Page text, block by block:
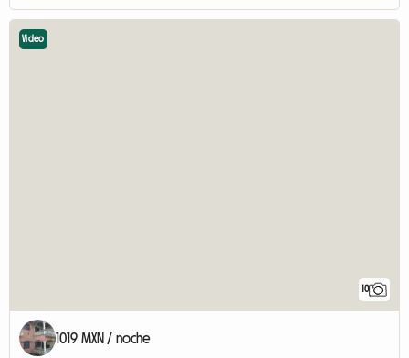
10
Video
1019 MXN / noche